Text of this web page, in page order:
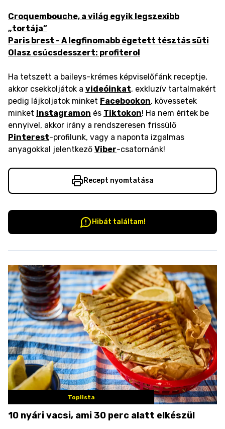
Croquembouche, a világ egyik legszexibb
„tortája”
Paris brest - A legfinomabb égetett tésztás süti
Olasz csúcsdesszert: profiterol
Ha tetszett a baileys-krémes képviselőfánk receptje,
akkor csekkoljátok a videóinkat, exkluzív tartalmakért
pedig lájkoljatok minket Facebookon, kövessetek
minket Instagramon és Tiktokon! Ha nem éritek be
ennyivel, akkor irány a rendszeresen frissülő
Pinterest-profilunk, vagy a naponta izgalmas
anyagokkal jelentkező Viber-csatornánk!
Recept nyomtatása
Hibát találtam!
Toplista
10 nyári vacsi, ami 30 perc alatt elkészül